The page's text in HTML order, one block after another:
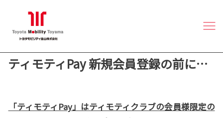
ティモティPay 新規会員登録の前に…
「ティモティPay」はティモティクラブの会員様限定の